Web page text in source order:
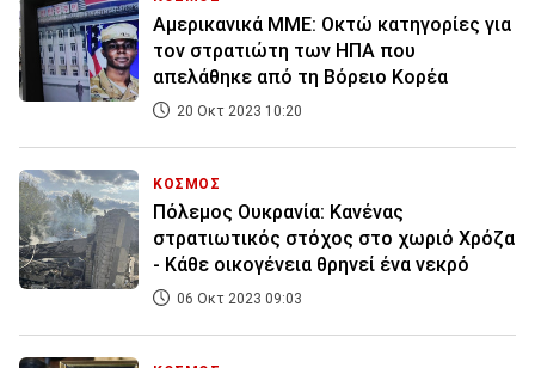
Αμερικανικά ΜΜΕ: Οκτώ κατηγορίες για
τον στρατιώτη των ΗΠΑ που
απελάθηκε από τη Βόρειο Κορέα
20 Οκτ 2023 10:20
ΚΟΣΜΟΣ
Πόλεμος Ουκρανία: Κανένας
στρατιωτικός στόχος στο χωριό Χρόζα
- Κάθε οικογένεια θρηνεί ένα νεκρό
06 Οκτ 2023 09:03